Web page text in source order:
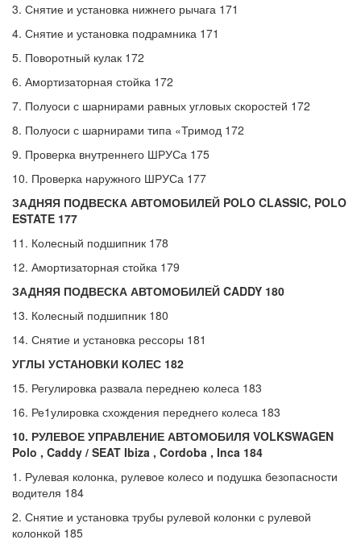
3. Снятие и установка нижнего рычага 171
4. Снятие и установка подрамника 171
5. Поворотный кулак 172
6. Амортизаторная стойка 172
7. Полуоси с шарнирами равных угловых скоростей 172
8. Полуоси с шарнирами типа «Тримод 172
9. Проверка внутреннего ШРУСа 175
10. Проверка наружного ШРУСа 177
ЗАДНЯЯ ПОДВЕСКА АВТОМОБИЛЕЙ POLO CLASSIC, POLO
ESTATE 177
11. Колесный подшипник 178
12. Амортизаторная стойка 179
ЗАДНЯЯ ПОДВЕСКА АВТОМОБИЛЕЙ CADDY 180
13. Колесный подшипник 180
14. Снятие и установка рессоры 181
УГЛЫ УСТАНОВКИ КОЛЕС 182
15. Регулировка развала переднею колеса 183
16. Ре1улировка схождения переднего колеса 183
10. РУЛЕВОЕ УПРАВЛЕНИЕ АВТОМОБИЛЯ VOLKSWAGEN
Polo , Caddy / SEAT Ibiza , Cordoba , Inca 184
1. Рулевая колонка, рулевое колесо и подушка безопасности
водителя 184
2. Снятие и установка трубы рулевой колонки с рулевой
колонкой 185